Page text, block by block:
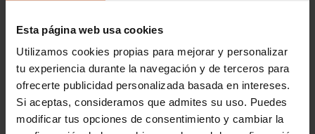
Esta página web usa cookies
Utilizamos cookies propias para mejorar y personalizar
tu experiencia durante la navegación y de terceros para
ofrecerte publicidad personalizada basada en intereses.
Si aceptas, consideramos que admites su uso. Puedes
modificar tus opciones de consentimiento y cambiar la